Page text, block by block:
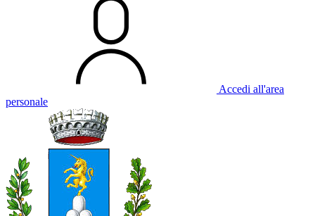
Accedi all'area
personale